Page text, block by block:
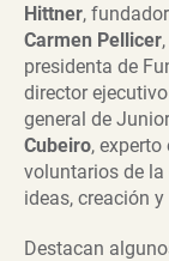
Hittner,
Carmen Pellicer
presidenta de
director
general de
Cubeiro,
voluntarios de la
ideas, creación
Destacan